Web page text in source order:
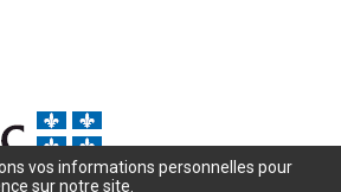
de Frontenac
vos informations personnelles pour
sur notre site.